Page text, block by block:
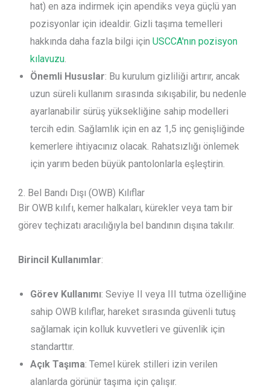
hat) en aza indirmek için apendiks veya güçlü yan
pozisyonlar için idealdir. Gizli taşıma temelleri
hakkında daha fazla bilgi için USCCA'nın pozisyon
kılavuzu.
Önemli Hususlar: Bu kurulum gizliliği artırır, ancak
uzun süreli kullanım sırasında sıkışabilir, bu nedenle
ayarlanabilir sürüş yüksekliğine sahip modelleri
tercih edin. Sağlamlık için en az 1,5 inç genişliğinde
kemerlere ihtiyacınız olacak. Rahatsızlığı önlemek
için yarım beden büyük pantolonlarla eşleştirin.
2. Bel Bandı Dışı (OWB) Kılıflar
Bir OWB kılıfı, kemer halkaları, kürekler veya tam bir
görev teçhizatı aracılığıyla bel bandının dışına takılır.
Birincil Kullanımlar:
Görev Kullanımı: Seviye II veya III tutma özelliğine
sahip OWB kılıflar, hareket sırasında güvenli tutuş
sağlamak için kolluk kuvvetleri ve güvenlik için
standarttır.
Açık Taşıma: Temel kürek stilleri izin verilen
alanlarda görünür taşıma için çalışır.